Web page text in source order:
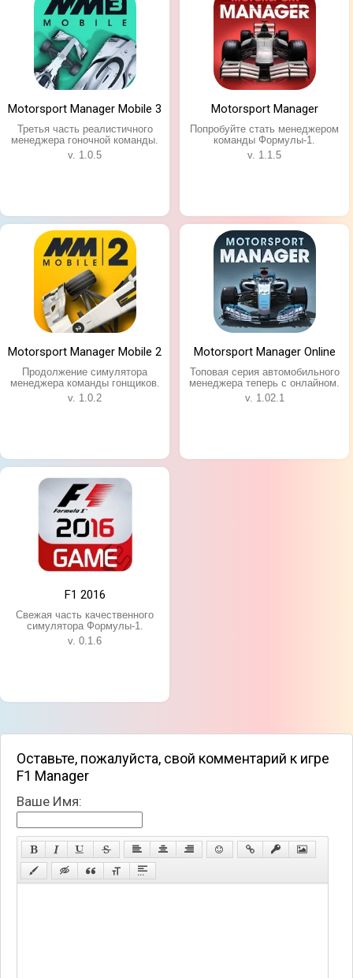
Motorsport Manager Mobile 3
Третья часть реалистичного
менеджера гоночной команды.
v. 1.0.5
Motorsport Manager
Попробуйте стать менеджером
команды Формулы-1.
v. 1.1.5
Motorsport Manager Mobile 2
Продолжение симулятора
менеджера команды гонщиков.
v. 1.0.2
Motorsport Manager Online
Топовая серия автомобильного
менеджера теперь с онлайном.
v. 1.02.1
F1 2016
Свежая часть качественного
симулятора Формулы-1.
v. 0.1.6
Оставьте, пожалуйста, свой комментарий к игре
F1 Manager
Ваше Имя: